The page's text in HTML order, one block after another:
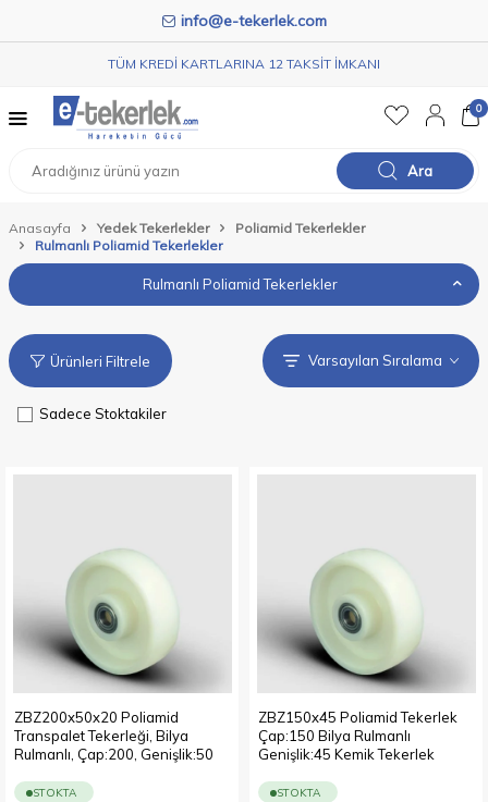
info@e-tekerlek.com
TÜM KREDİ KARTLARINA 12 TAKSİT İMKANI
Ara
0
Anasayfa Yedek Tekerlekler
Poliamid Tekerlekler
Rulmanlı Poliamid Tekerlekler
Rulmanlı Poliamid Tekerlekler
Ürünleri Filtrele
Sadece Stoktakiler
ZBZ200x50x20 Poliamid
Transpalet Tekerleği, Bilya
Rulmanlı, Çap:200, Genişlik:50
STOKTA
ZBZ150x45 Poliamid Tekerlek
Çap:150 Bilya Rulmanlı
Genişlik:45 Kemik Tekerlek
STOKTA